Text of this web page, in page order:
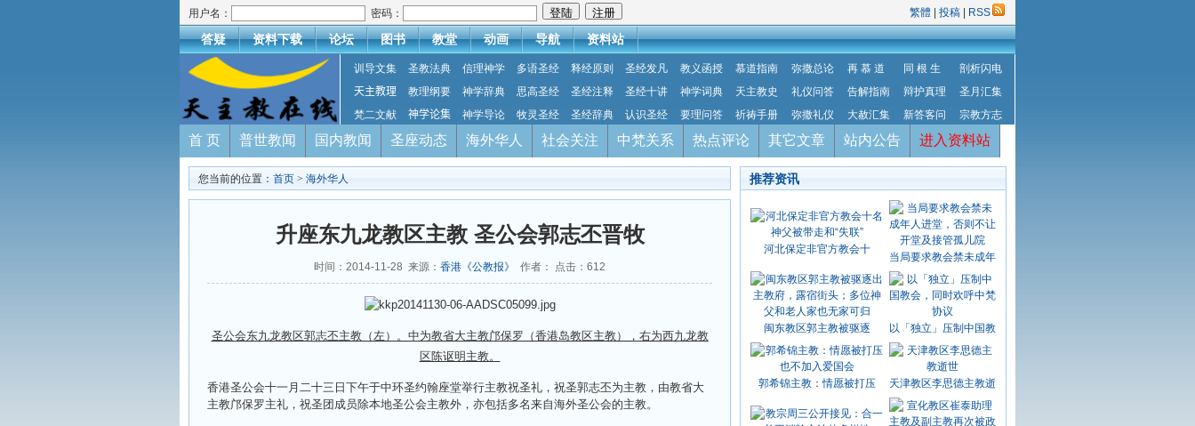
用户名： 密码： 繁體 投稿 RSS
答疑 资料下载 论坛 图书 教堂 动画 导航 资料站
训导文集 圣教法典 信理神学 多语圣经 释经原则 圣经发凡 教义函授 慕道指南 弥撒总论 再 慕 道 同 根 生
剖析闪电
天主教理
教理纲要 神学辞典 思高圣经 圣经注释 圣经十讲 神学词典 天主教史 礼仪问答 告解指南 辩护真理
圣月汇集
梵二文献
神学论集 神学导论 牧灵圣经 圣经辞典 认识圣经 要理问答 祈祷手册 弥撒礼仪 大赦汇集 新答客问 宗教方志
首 页 普世教闻 国内教闻 圣座动态 海外华人 社会关注 中梵关系 热点评论 其它文章 站内公告 进入资料站
您当前的位置： 首页 > 海外华人
升座东九龙教区主教 圣公会郭志丕晋牧
时间：2014-11-28 来源： 香港《公教报》 作者： 点击： 612
圣公会东九龙教区郭志丕主教（左）。中为教省大主教邝保罗（香港岛教区主教），右为西九龙教
区陈讴明主教。
香港圣公会十一月二十三日下午于中环圣约翰座堂举行主教祝圣礼，祝圣郭志丕为主教，由教省大
主教邝保罗主礼，祝圣团成员除本地圣公会主教外，亦包括多名来自海外圣公会的主教。
推荐资讯
河北保定非官方教会十
当局要求教会禁未成年
闽东教区郭主教被驱逐 以「独立」压制中国教
郭希锦主教：情愿被打压 天津教区李思德主教逝